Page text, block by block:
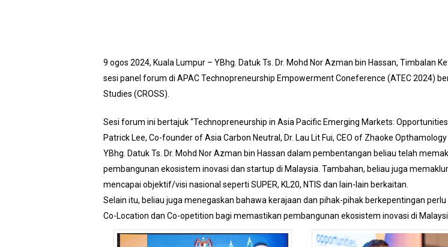
9 ogos 2024, Kuala Lumpur – YBhg. Datuk Ts. Dr. Mohd Nor Azman bin Hassan, Timbalan
sesi panel forum di APAC Technopreneurship Empowerment Coneference (ATEC 2024)
Studies (CROSS).
Sesi forum ini bertajuk “Technopreneurship in Asia Pacific Emerging Markets:
Patrick Lee, Co-founder of Asia Carbon Neutral, Dr. Lau Lit Fui, CEO of Zhaoke
YBhg. Datuk Ts. Dr. Mohd Nor Azman bin Hassan dalam pembentangan beliau telah
pembangunan ekosistem inovasi dan startup di Malaysia. Tambahan, beliau juga
mencapai objektif/visi nasional seperti SUPER, KL20, NTIS dan lain-lain berkaitan.
Selain itu, beliau juga menegaskan bahawa kerajaan dan pihak-pihak berkepentingan
Co-Location dan Co-opetition bagi memastikan pembangunan ekosistem inovasi di